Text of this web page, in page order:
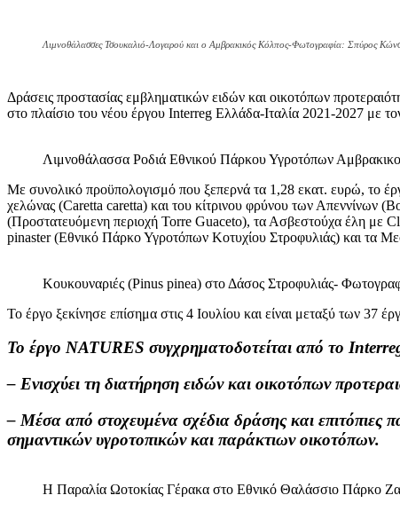
Λιμνοθάλασσες Τσουκαλιό-Λογαρού και ο Αμβρακικός Κόλπος-Φωτογραφία: Σπύρος
Δράσεις προστασίας εμβληματικών ειδών και οικοτόπων
στο πλαίσιο του νέου έργου Interreg Ελλάδα-Ιταλία 2021-2027 με
Λιμνοθάλασσα Ροδιά Εθνικού Πάρκου Υγροτόπων
Με συνολικό προϋπολογισμό που ξεπερνά τα 1,28 εκατ. ευρώ, το
χελώνας (Caretta caretta) και του κίτρινου φρύνου των Απεννίνων
(Προστατευόμενη περιοχή Torre Guaceto), τα Ασβεστούχα έλη με
pinaster (Εθνικό Πάρκο Υγροτόπων Κοτυχίου Στροφυλιάς) και τα
Κουκουναριές (Pinus pinea) στο Δάσος Στροφυλιάς-
Το έργο ξεκίνησε επίσημα στις 4 Ιουλίου και είναι μεταξύ των
Το έργο NATURES συγχρηματοδοτείται από το
– Ενισχύει τη διατήρηση ειδών και οικοτόπων
– Μέσα από στοχευμένα σχέδια δράσης και επιτόπιες
σημαντικών υγροτοπικών και παράκτιων οικοτόπων.
Η Παραλία Ωοτοκίας Γέρακα στο Εθνικό Θαλάσσιο Πάρκο